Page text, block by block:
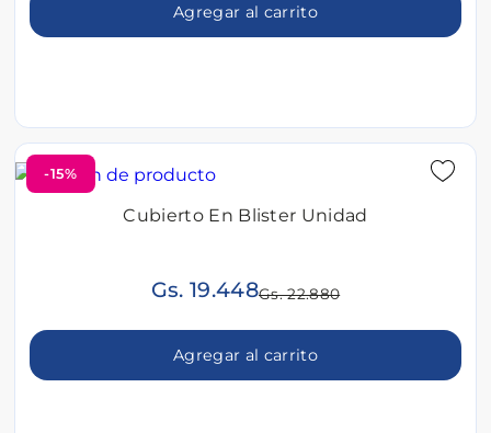
Agregar al carrito
-15%
Cubierto En Blister Unidad
Gs. 19.448Gs. 22.880
Agregar al carrito